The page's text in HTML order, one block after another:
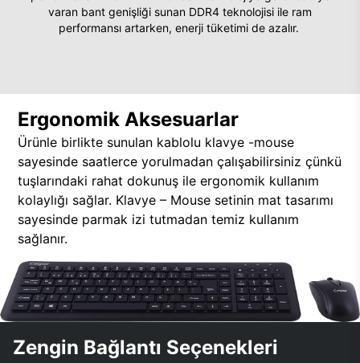
varan bant genişliği sunan DDR4 teknolojisi ile ram
performansı artarken, enerji tüketimi de azalır.
Ergonomik Aksesuarlar
Ürünle birlikte sunulan kablolu klavye -mouse
sayesinde saatlerce yorulmadan çalışabilirsiniz çünkü
tuşlarındaki rahat dokunuş ile ergonomik kullanım
kolaylığı sağlar. Klavye – Mouse setinin mat tasarımı
sayesinde parmak izi tutmadan temiz kullanım
sağlanır.
Zengin Bağlantı Seçenekleri